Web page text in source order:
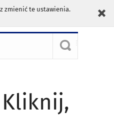
zmienić te ustawienia.